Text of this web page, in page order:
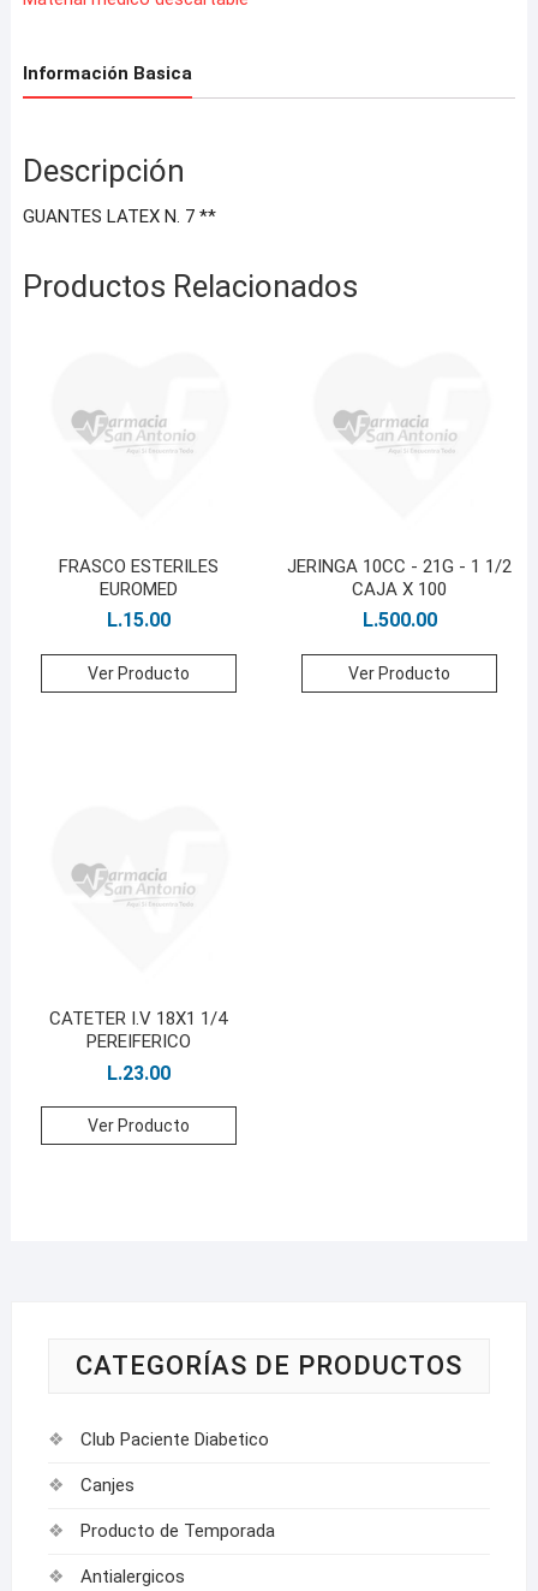
Información Basica
Descripción
GUANTES LATEX N. 7 **
Productos Relacionados
FRASCO ESTERILES
EUROMED
L.15.00
Ver Producto
JERINGA 10CC - 21G - 1 1/2
CAJA X 100
L.500.00
Ver Producto
CATETER I.V 18X1 1/4
PEREIFERICO
L.23.00
Ver Producto
CATEGORÍAS DE PRODUCTOS
Club Paciente Diabetico
Canjes
Producto de Temporada
Antialergicos